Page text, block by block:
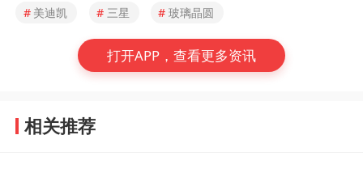
# 美迪凯 # 三星 # 玻璃晶圆
打开APP，查看更多资讯
相关推荐